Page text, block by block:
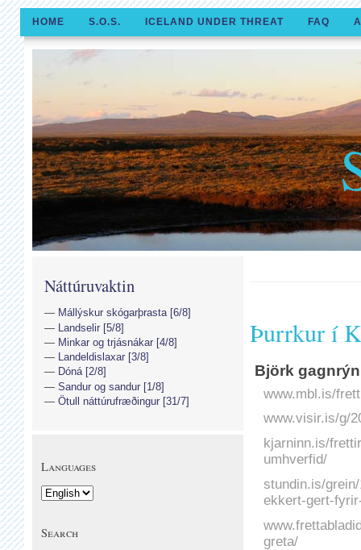
HOME S.O.S. ICELAND UNDER THREAT FAQ
Þurrkur í
Björk
www.mbl.is/
www.visir.is/g/
kjarninn.is/
umhverfid/
stundin.is/
ekkert-gert-
greta/
Náttúruvaktin
Mállýskur skógarþrasta [6/8]
Landselir [5/8]
Minkar og trjásnákar [4/8]
Landeldislaxar [3/8]
Dóná [2/8]
Sandur og sandur [1/8]
Ötull náttúrufræðingur [31/7]
Languages
Search